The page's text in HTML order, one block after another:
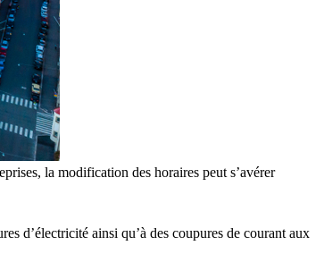
la modification des horaires peut s’avérer
d’électricité ainsi qu’à des coupures de courant aux